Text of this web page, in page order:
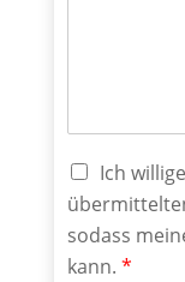
Ich
sodass
kann. *